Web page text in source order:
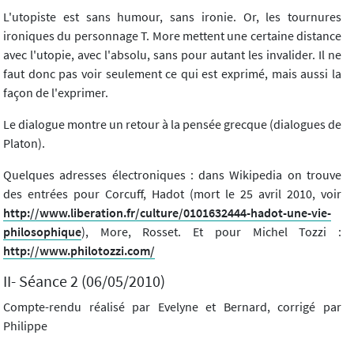
L'utopiste est sans humour, sans ironie. Or, les tournures
ironiques du personnage T. More mettent une certaine distance
avec l'utopie, avec l'absolu, sans pour autant les invalider. Il ne
faut donc pas voir seulement ce qui est exprimé, mais aussi la
façon de l'exprimer.
Le dialogue montre un retour à la pensée grecque (dialogues de
Platon).
Quelques adresses électroniques : dans Wikipedia on trouve
des entrées pour Corcuff, Hadot (mort le 25 avril 2010, voir
http://www.liberation.fr/culture/0101632444-hadot-une-vie-
philosophique), More, Rosset. Et pour Michel Tozzi :
http://www.philotozzi.com/
II- Séance 2 (06/05/2010)
Compte-rendu réalisé par Evelyne et Bernard, corrigé par
Philippe